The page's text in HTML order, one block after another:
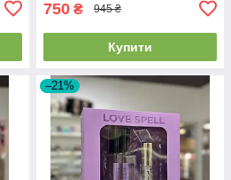
750 ₴ 945 ₴
Купити
–21%